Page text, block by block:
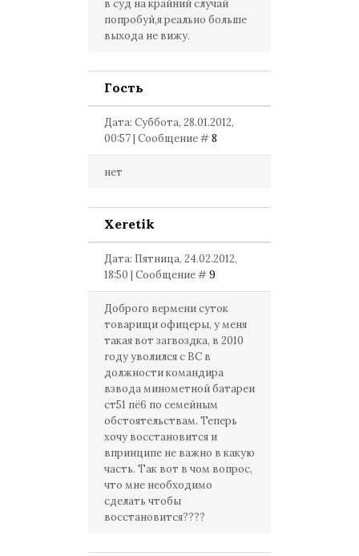
в суд на крайний случай
попробуй,я реально больше
выхода не вижу.
Гость
Дата: Суббота, 28.01.2012,
00:57 | Сообщение #8
нет
Xeretik
Дата: Пятница, 24.02.2012,
18:50 | Сообщение #9
Доброго вермени суток
товарищи офицеры, у меня
такая вот загвоздка, в 2010
году уволился с ВС в
должности командира
взвода минометной батареи
ст51 пё6 по семейным
обстоятельствам. Теперь
хочу восстановится и
впринципе не важно в какую
часть. Так вот в чом вопрос,
что мне необходимо
сделать чтобы
восстановится????